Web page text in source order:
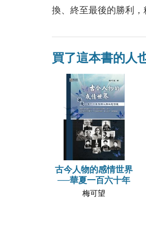
換、終至最後的勝利，
買了這本書的人
古今人物的感情世界
──華夏一百六十年
梅可望